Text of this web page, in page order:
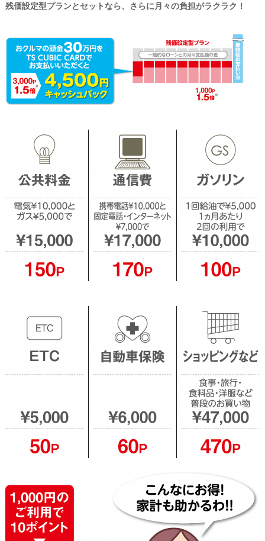
残価設定型プランとセットなら、さらに月々の負担がラクラク！